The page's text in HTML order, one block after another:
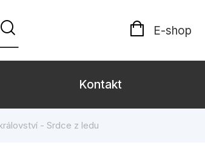
E-shop
pro dospělé
Kontakt
- Srdce z ledu